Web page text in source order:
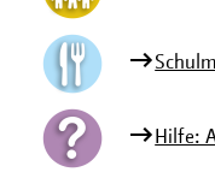
Hilfe: